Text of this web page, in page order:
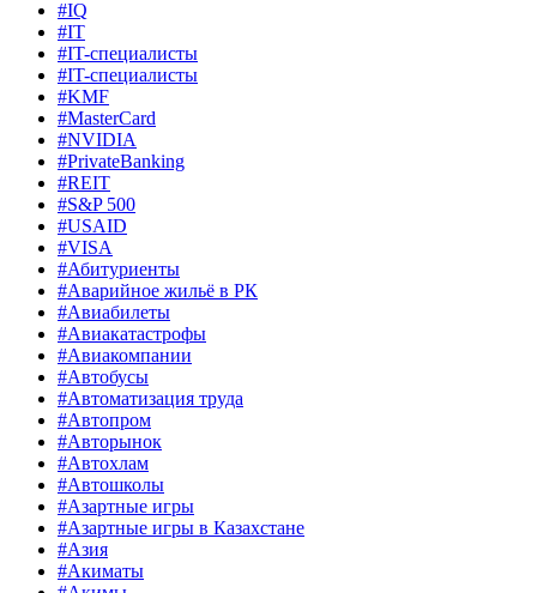
#IQ
#IT
#IT-специалисты
#IT-специалисты
#KMF
#MasterCard
#NVIDIA
#PrivateBanking
#REIT
#S&P 500
#USAID
#VISA
#Абитуриенты
#Аварийное жильё в РК
#Авиабилеты
#Авиакатастрофы
#Авиакомпании
#Автобусы
#Автоматизация труда
#Автопром
#Авторынок
#Автохлам
#Автошколы
#Азартные игры
#Азартные игры в Казахстане
#Азия
#Акиматы